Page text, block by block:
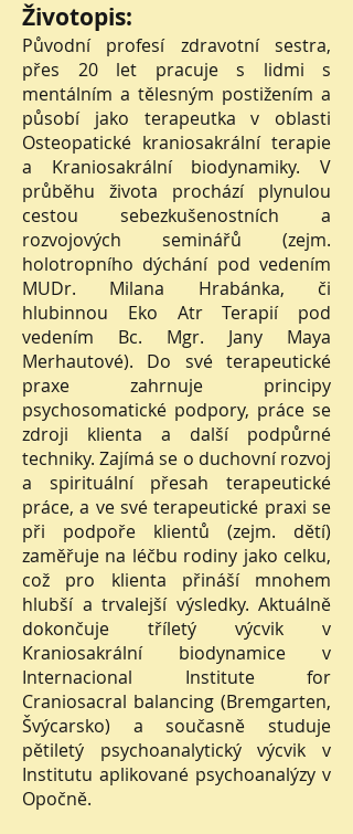
Životopis:
Původní profesí zdravotní sestra,
přes 20 let pracuje s lidmi s
mentálním a tělesným postižením a
působí jako terapeutka v oblasti
Osteopatické kraniosakrální terapie
a Kraniosakrální biodynamiky. V
průběhu života prochází plynulou
cestou sebezkušenostních a
rozvojových seminářů (zejm.
holotropního dýchání pod vedením
MUDr. Milana Hrabánka, či
hlubinnou Eko Atr Terapií pod
vedením Bc. Mgr. Jany Maya
Merhautové). Do své terapeutické
praxe zahrnuje principy
psychosomatické podpory, práce se
zdroji klienta a další podpůrné
techniky. Zajímá se o duchovní rozvoj
a spirituální přesah terapeutické
práce, a ve své terapeutické praxi se
při podpoře klientů (zejm. dětí)
zaměřuje na léčbu rodiny jako celku,
což pro klienta přináší mnohem
hlubší a trvalejší výsledky. Aktuálně
dokončuje tříletý výcvik v
Kraniosakrální biodynamice v
Internacional Institute for
Craniosacral balancing (Bremgarten,
Švýcarsko) a současně studuje
pětiletý psychoanalytický výcvik v
Institutu aplikované psychoanalýzy v
Opočně.